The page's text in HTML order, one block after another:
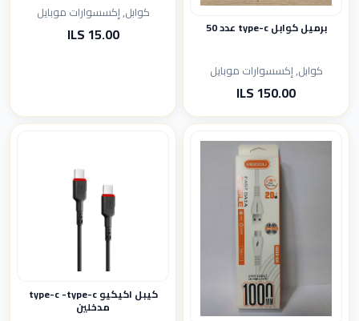
برميل كوابل type-c عدد 50
كوابل, إكسسوارات موبايل
150.00 ILS
كوابل, إكسسوارات موبايل
15.00 ILS
كيبل اكيكيو type-c -type-c
مدخلين